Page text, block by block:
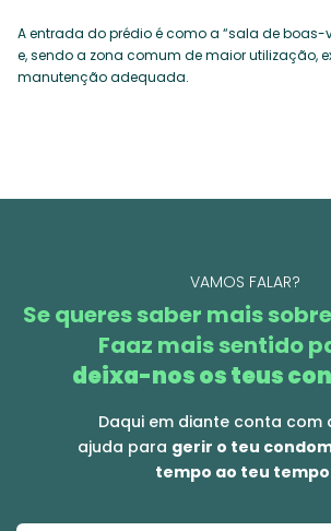
A entrada do prédio é como a “sala de
e, sendo a zona comum de maior utilização,
manutenção adequada.
VAMOS FALAR?
Se queres saber mais
Faaz mais sentido
deixa-nos os teus
Daqui em diante conta com
ajuda para gerir o teu
tempo ao teu